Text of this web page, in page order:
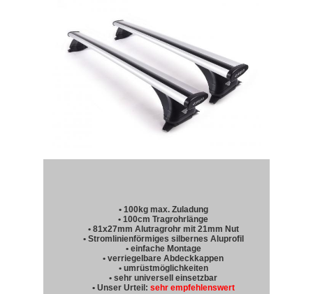
• 100kg max. Zuladung
• 100cm Tragrohrlänge
• 81x27mm Alutragrohr mit 21mm Nut
• Stromlinienförmiges silbernes Aluprofil
• einfache Montage
• verriegelbare Abdeckkappen
• umrüstmöglichkeiten
• sehr universell einsetzbar
• Unser Urteil: sehr empfehlenswert